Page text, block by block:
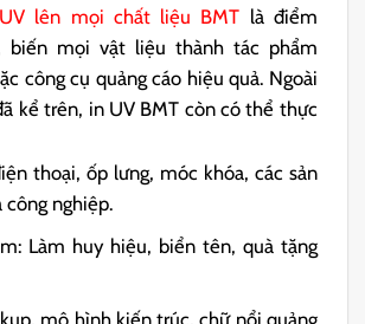
lên mọi chất liệu BMT là điểm
biến mọi vật liệu thành tác phẩm
công cụ quảng cáo hiệu quả. Ngoài
kể trên, in UV BMT còn có thể thực
thoại, ốp lưng, móc khóa, các sản
công nghiệp.
Làm huy hiệu, biển tên, quà tặng